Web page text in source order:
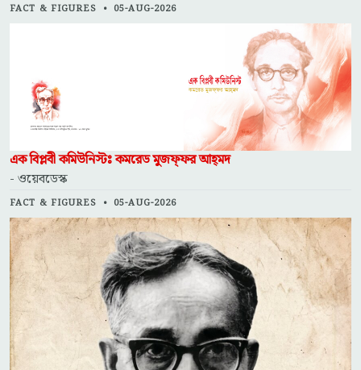
FACT & FIGURES • 05-AUG-2026
এক বিপ্লবী কমিউনিস্টঃ কমরেড মুজফ্‌ফর আহ্‌মদ
- ওয়েবডেস্ক
FACT & FIGURES • 05-AUG-2026